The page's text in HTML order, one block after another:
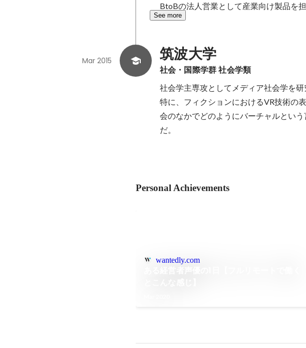
BtoBの法人営業として産業向け製品を担
See more
筑波大学
社会・国際学群 社会学類
Mar 2015
社会学主専攻としてメディア社会学を研
特に、フィクションにおけるVR技術の
会のなかでどのようにバーチャルとい
だ。
Personal Achievements
wantedly.com